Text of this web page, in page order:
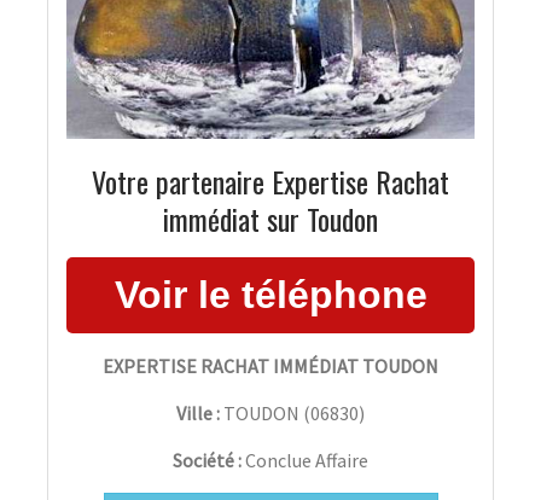
Votre partenaire Expertise Rachat
immédiat sur Toudon
EXPERTISE RACHAT IMMÉDIAT TOUDON
Ville : TOUDON (06830)
Société :Conclue Affaire